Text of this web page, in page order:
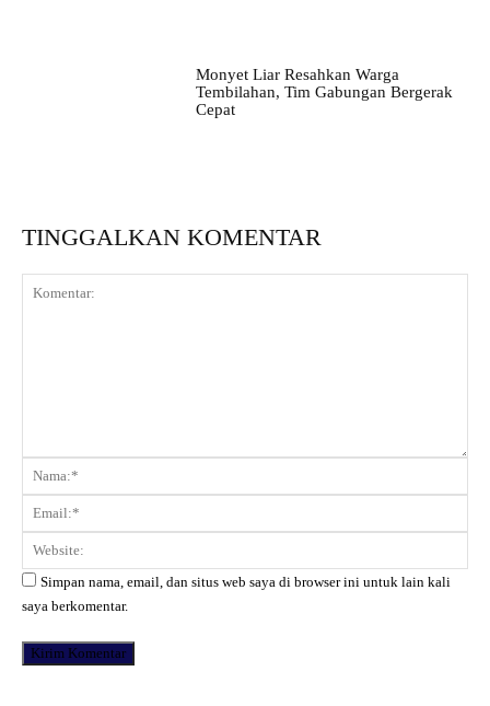
Monyet Liar Resahkan Warga
Tembilahan, Tim Gabungan Bergerak
Cepat
TINGGALKAN KOMENTAR
Komentar:
Simpan nama, email, dan situs web saya di browser ini untuk lain kali
saya berkomentar.